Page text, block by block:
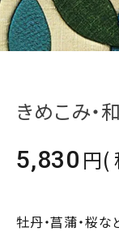
実店舗案内
最新のチラシは
きめこみ・
5,830
牡丹・菖蒲・桜